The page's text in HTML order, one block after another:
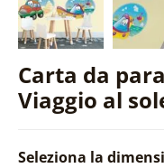
Carta da
Viaggio al
Seleziona la